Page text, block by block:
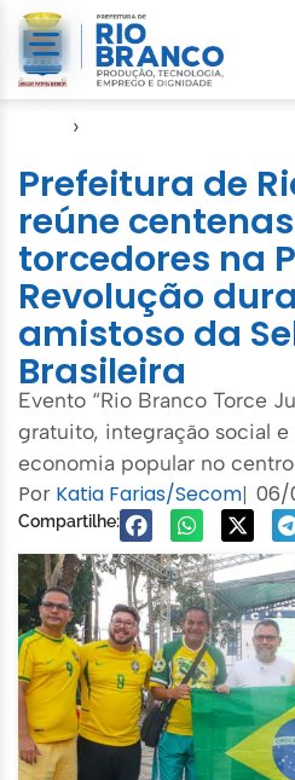
›
Prefeitura de
reúne
torcedores na
Revolução
amistoso da
Brasileira
Evento “Rio Branco Torce
gratuito, integração social
economia popular no
Por Katia Farias/Secom| 06/
Compartilhe: